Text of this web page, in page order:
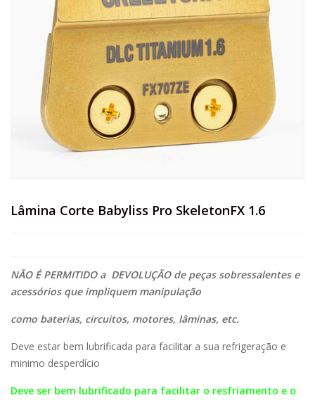
Lâmina Corte Babyliss Pro SkeletonFX 1.6
NÃO É PERMITIDO a DEVOLUÇÃO de peças sobressalentes e
acessórios que impliquem manipulação
como baterias, circuitos, motores, lâminas, etc.
Deve estar bem lubrificada para facilitar a sua refrigeração e
minimo desperdício
Deve ser bem lubrificado para facilitar o resfriamento e o